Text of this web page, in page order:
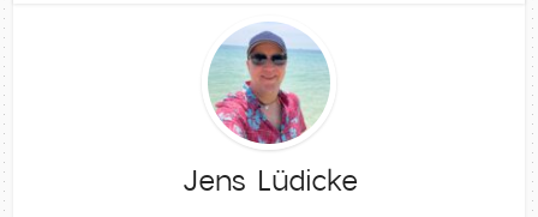
Jens Lüdicke